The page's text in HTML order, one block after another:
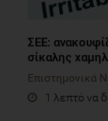
ΣΕΕ:
σίκαλης
Επιστημονικά
1 λεπτό να